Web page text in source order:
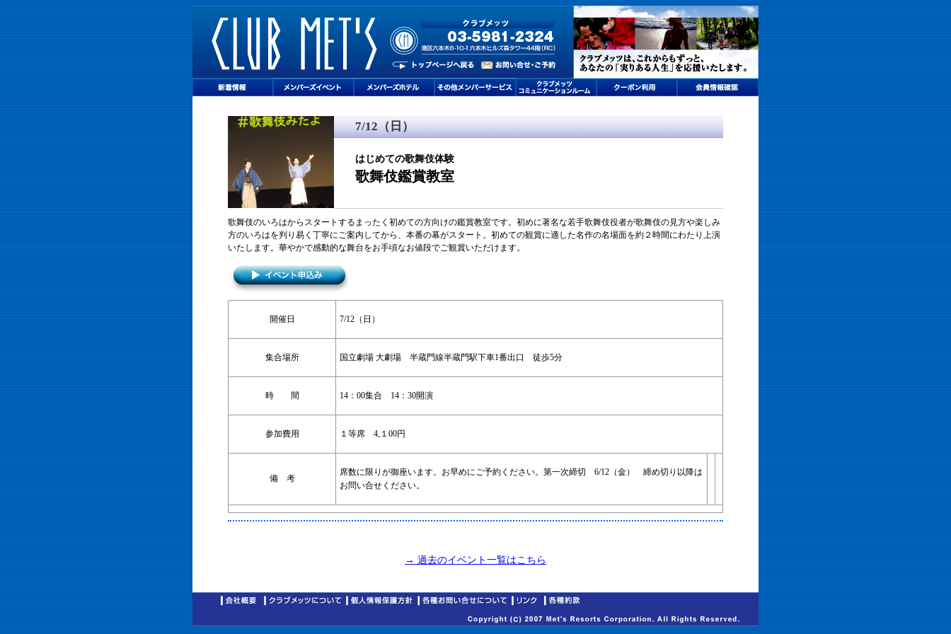
7/12（日）
はじめての歌舞伎体験
歌舞伎鑑賞教室
歌舞伎のいろはからスタートするまったく初めての方向けの鑑賞教室です。 初めに著名な若手歌舞伎役者が歌舞伎の見方や楽しみ
方のいろはを判り易く丁寧にご案内してから、本番の幕がスタート。 初めての観賞に適した名作の名場面を約２時間にわたり上演
いたします。華やかで感動的な舞台をお手頃なお値段でご観賞いただけます。
開催日 7/12（日）
集合場所 国立劇場 大劇場 半蔵門線半蔵門駅下車1番出口 徒歩5分
時 間 14：00集合 14：30開演
参加費用 １等席 4,１00円
備 考
席数に限りが御座います。お早めにご予約ください。 第一次締切 6/12（金） 締め切り以降は
お問い合せください。
→ 過去のイベント一覧はこちら